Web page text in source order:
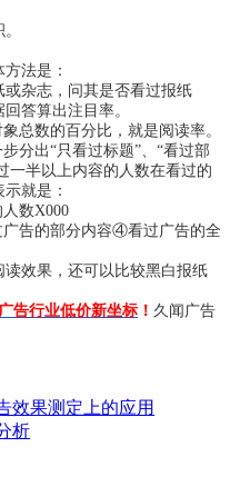
法是：
杂志，问其是否看过报纸
答算出注目率。
总数的百分比，就是阅读率。
分出“只看过标题”、“看过部
一半以上内容的人数在看过的
就是：
数X000
告的部分内容④看过广告的全
效果，还可以比较黑白报纸
告行业低价新坐标 ！ 久闻广告
效果测定上的应用
析